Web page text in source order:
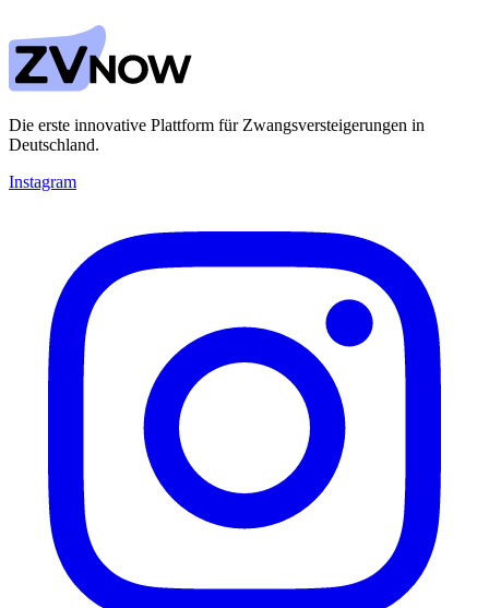
Die erste innovative Plattform für Zwangsversteigerungen in
Deutschland.
Instagram